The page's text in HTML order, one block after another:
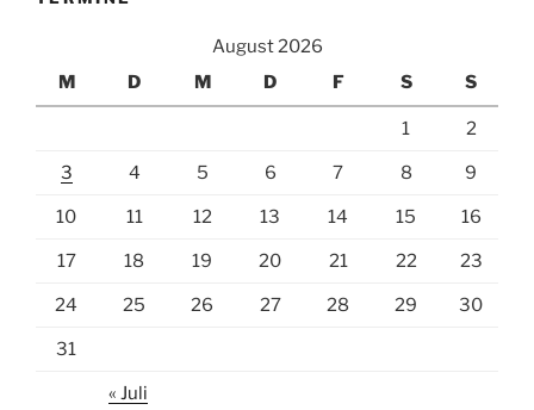
August 2026
M
D M D F S S
1 2
3 4 5 6 7 8 9
10 11 12 13 14 15 16
17 18 19 20 21 22 23
24 25 26 27 28 29 30
31
« Juli